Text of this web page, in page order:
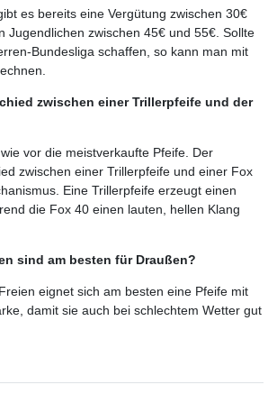
es bereits eine Vergütung zwischen 30€
Jugendlichen zwischen 45€ und 55€. Sollte
Bundesliga schaffen, so kann man mit
zwischen einer Trillerpfeife und der
vor die meistverkaufte Pfeife. Der
zwischen einer Trillerpfeife und einer Fox
Eine Trillerpfeife erzeugt einen
die Fox 40 einen lauten, hellen Klang
sind am besten für Draußen?
eignet sich am besten eine Pfeife mit
damit sie auch bei schlechtem Wetter gut